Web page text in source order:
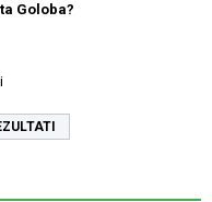
Goloba?